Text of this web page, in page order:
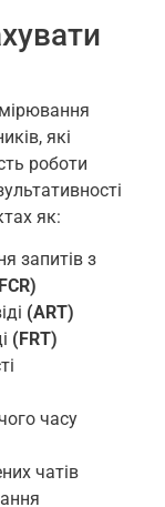
які
роботи
як:
запитів з
(ART)
(FRT)
часу
чатів